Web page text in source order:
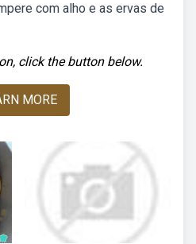
com alho e as ervas de
click the button below.
MORE